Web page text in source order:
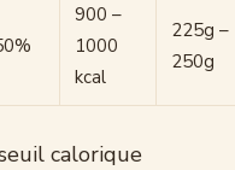
900 –
1000
kcal
225g –
250g
calorique